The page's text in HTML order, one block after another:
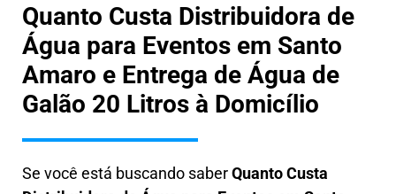
Quanto Custa Distribuidora de
Água para Eventos em Santo
Amaro e Entrega de Água de
Galão 20 Litros à Domicílio
Se você está buscando saberQuanto Custa